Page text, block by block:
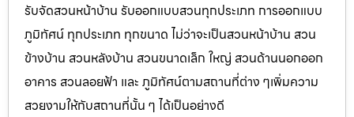
รับจัดสวนหน้าบ้าน รับออกแบบสวนทุกประเภท การออกแบบ
ภูมิทัศน์ ทุกประเภท ทุกขนาด ไม่ว่าจะเป็นสวนหน้าบ้าน สวน
ข้างบ้าน สวนหลังบ้าน สวนขนาดเล็ก ใหญ่ สวนด้านนอกออก
อาคาร สวนลอยฟ้า และ ภูมิทัศน์ตามสถานที่ต่าง ๆเพิ่มความ
สวยงามให้กับสถานที่นั้น ๆ ได้เป็นอย่างดี